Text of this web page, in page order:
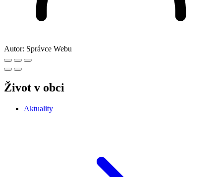
Autor: Správce Webu
Život v obci
Aktuality